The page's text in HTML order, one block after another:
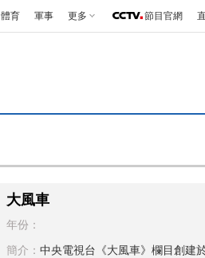
體育 軍事 更多 節目官網
大風車
年份：
簡介： 中央電視台《大風車》欄目創建